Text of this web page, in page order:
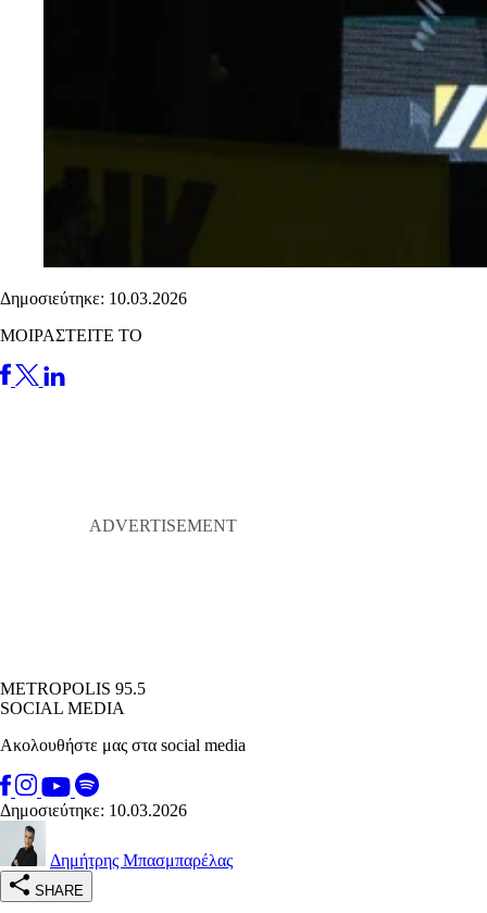
Δημοσιεύτηκε: 10.03.2026
ΜΟΙΡΑΣΤΕΙΤΕ ΤΟ
METROPOLIS 95.5
SOCIAL MEDIA
Ακολουθήστε μας στα social media
Δημοσιεύτηκε: 10.03.2026
Δημήτρης Μπασμπαρέλας
SHARE